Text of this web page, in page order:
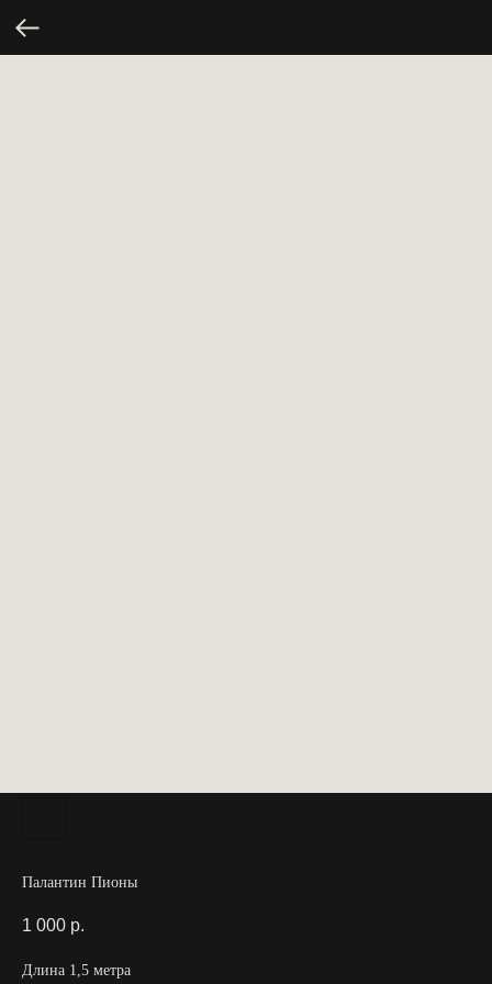
Палантин Пионы
1 000 р.
Длина 1,5 метра